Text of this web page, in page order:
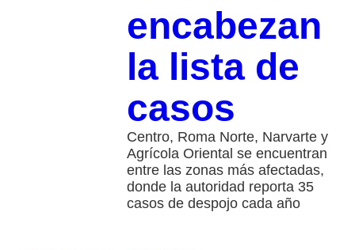
encabezan
la lista de
casos
Centro, Roma Norte, Narvarte y
Agrícola Oriental se encuentran
entre las zonas más afectadas,
donde la autoridad reporta 35
casos de despojo cada año